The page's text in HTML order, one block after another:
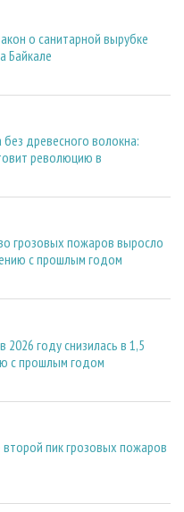
о санитарной вырубке
Байкале
без древесного волокна:
революцию в
грозовых пожаров выросло
с прошлым годом
2026 году снизилась в 1,5
с прошлым годом
пик грозовых пожаров